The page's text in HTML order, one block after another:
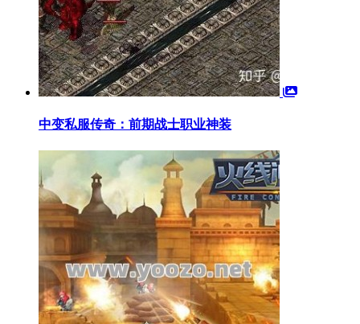
中变私服传奇：前期战士职业神装